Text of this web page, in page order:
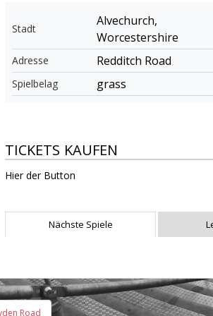
Stadt
Alvechurch,
Worcestershire
Adresse Redditch Road
Spielbelag grass
TICKETS KAUFEN
Hier der Button
Nächste Spiele
Road